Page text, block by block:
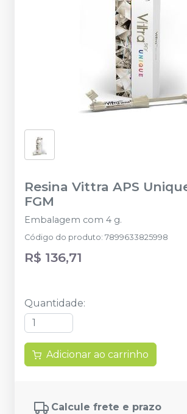
Resina Vittra APS
FGM
Embalagem com 4 g.
Código do produto: 7899633825998
R$ 136,71
Quantidade:
Adicionar ao carrinho
Calcule frete e prazo